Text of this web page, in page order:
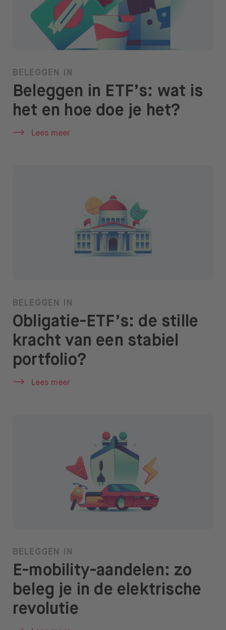
BELEGGEN IN
Beleggen in ETF’s: wat is
het en hoe doe je het?
Lees meer
BELEGGEN IN
Obligatie-ETF’s: de stille
kracht van een stabiel
portfolio?
Lees meer
BELEGGEN IN
E-mobility-aandelen: zo
beleg je in de elektrische
revolutie